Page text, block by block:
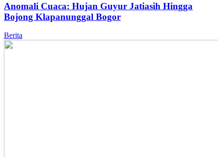
Anomali Cuaca: Hujan Guyur Jatiasih Hingga
Bojong Klapanunggal Bogor
Berita